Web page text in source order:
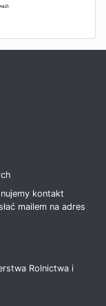
kontakt
mailem na adres
Rolnictwa i